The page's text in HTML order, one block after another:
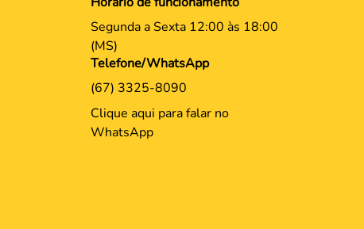
Segunda a Sexta 12:00 às 18:00
(MS)
Telefone/WhatsApp
(67) 3325-8090
Clique aqui para falar no
WhatsApp